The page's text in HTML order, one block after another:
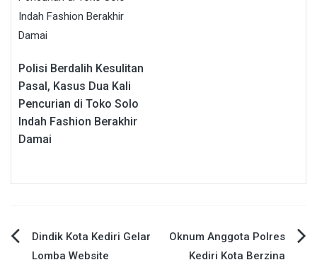
Polisi Berdalih Kesulitan
Pasal, Kasus Dua Kali
Pencurian di Toko Solo
Indah Fashion Berakhir
Damai
Navigasi
Dindik Kota Kediri Gelar
Lomba Website
Oknum Anggota Polres
Kediri Kota Berzina